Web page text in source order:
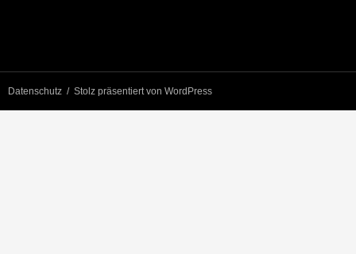
Datenschutz Stolz präsentiert von WordPress